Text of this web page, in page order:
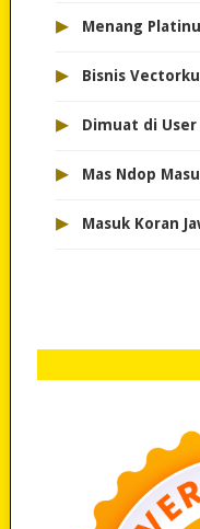
▸ Menang
▸ Bisnis
▸ Dimuat di
▸ Mas Ndop
▸ Masuk Koran